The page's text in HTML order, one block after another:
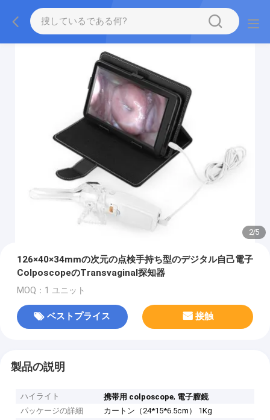
2/5
126×40×34mmの次元の点検手持ち型のデジタル自己電子
ColposcopeのTransvaginal探知器
MOQ：1 ユニット
ベストプライス 接触
製品の説明
ハイライト 携帯用 colposcope, 電子膣鏡
パッケージの詳細
カートン（24*15*6.5cm） 1Kg